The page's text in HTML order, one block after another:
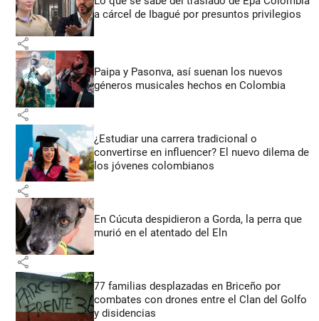
a cárcel de Ibagué por presuntos privilegios
share
Paipa y Pasonva, así suenan los nuevos
géneros musicales hechos en Colombia
share
¿Estudiar una carrera tradicional o
convertirse en influencer? El nuevo dilema de
los jóvenes colombianos
share
En Cúcuta despidieron a Gorda, la perra que
murió en el atentado del Eln
share
77 familias desplazadas en Briceño por
combates con drones entre el Clan del Golfo
y disidencias